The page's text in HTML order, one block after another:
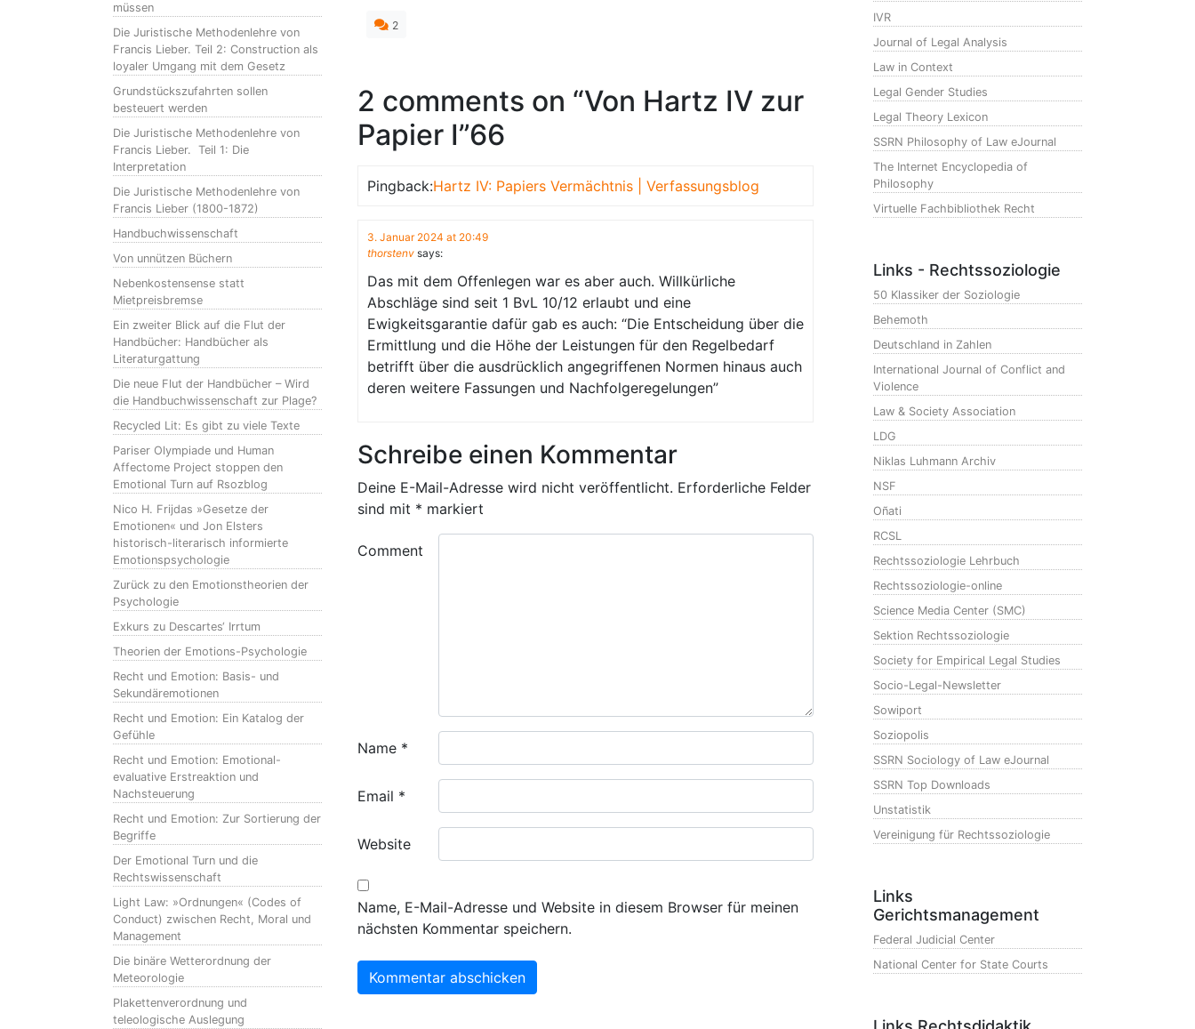
müssen
Die Juristische Methodenlehre von
Francis Lieber. Teil 2: Construction als
loyaler Umgang mit dem Gesetz
Grundstückszufahrten sollen
besteuert werden
Die Juristische Methodenlehre von
Francis Lieber. Teil 1: Die
Interpretation
Die Juristische Methodenlehre von
Francis Lieber (1800-1872)
Handbuchwissenschaft
Von unnützen Büchern
Nebenkostensense statt
Mietpreisbremse
Ein zweiter Blick auf die Flut der
Handbücher: Handbücher als
Literaturgattung
Die neue Flut der Handbücher – Wird
die Handbuchwissenschaft zur Plage?
Recycled Lit: Es gibt zu viele Texte
Pariser Olympiade und Human
Affectome Project stoppen den
Emotional Turn auf Rsozblog
Nico H. Frijdas »Gesetze der
Emotionen« und Jon Elsters
historisch-literarisch informierte
Emotionspsychologie
Zurück zu den Emotionstheorien der
Psychologie
Exkurs zu Descartes‘ Irrtum
Theorien der Emotions-Psychologie
Recht und Emotion: Basis- und
Sekundäremotionen
Recht und Emotion: Ein Katalog der
Gefühle
Recht und Emotion: Emotional-
evaluative Erstreaktion und
Nachsteuerung
Recht und Emotion: Zur Sortierung der
Begriffe
Der Emotional Turn und die
Rechtswissenschaft
Light Law: »Ordnungen« (Codes of
Conduct) zwischen Recht, Moral und
Management
Die binäre Wetterordnung der
Meteorologie
Plakettenverordnung und
teleologische Auslegung
2
2 comments on “Von Hartz IV zur
Papier I”66
Pingback:Hartz IV: Papiers Vermächtnis | Verfassungsblog
3. Januar 2024 at 20:49
thorstenv says:
Das mit dem Offenlegen war es aber auch. Willkürliche
Abschläge sind seit 1 BvL 10/12 erlaubt und eine
Ewigkeitsgarantie dafür gab es auch: “Die Entscheidung über die
Ermittlung und die Höhe der Leistungen für den Regelbedarf
betrifft über die ausdrücklich angegriffenen Normen hinaus auch
deren weitere Fassungen und Nachfolgeregelungen”
Schreibe einen Kommentar
Deine E-Mail-Adresse wird nicht veröffentlicht. Erforderliche Felder
sind mit * markiert
Comment
Name *
Email *
Website
Name, E-Mail-Adresse und Website in diesem Browser für meinen
nächsten Kommentar speichern.
IVR
Journal of Legal Analysis
Law in Context
Legal Gender Studies
Legal Theory Lexicon
SSRN Philosophy of Law eJournal
The Internet Encyclopedia of
Philosophy
Virtuelle Fachbibliothek Recht
Links - Rechtssoziologie
50 Klassiker der Soziologie
Behemoth
Deutschland in Zahlen
International Journal of Conflict and
Violence
Law & Society Association
LDG
Niklas Luhmann Archiv
NSF
Oñati
RCSL
Rechtssoziologie Lehrbuch
Rechtssoziologie-online
Science Media Center (SMC)
Sektion Rechtssoziologie
Society for Empirical Legal Studies
Socio-Legal-Newsletter
Sowiport
Soziopolis
SSRN Sociology of Law eJournal
SSRN Top Downloads
Unstatistik
Vereinigung für Rechtssoziologie
Links
Gerichtsmanagement
Federal Judicial Center
National Center for State Courts